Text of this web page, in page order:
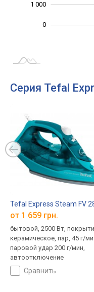
0
1 000
Серия Tefal
Tefal Express Steam FV
от 1 659 грн.
бытовой, 2500 Вт,
керамическое, пар, 45 г/
паровой удар 200 г/мин,
автоотключение
сравнить